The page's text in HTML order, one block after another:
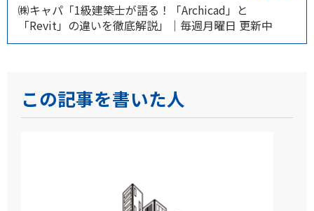
㈱キャパ「1級建築士が語る！「Archicad」と
「Revit」の違いを徹底解説」｜毎週月曜日 更新中
この記事を書いた人